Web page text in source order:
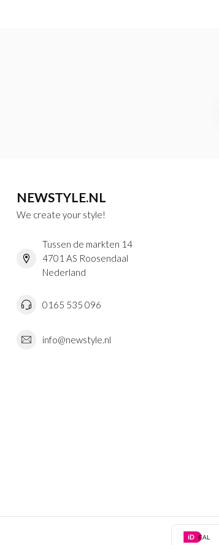
NEWSTYLE.NL
We create your style!
Tussen de markten 14
4701 AS Roosendaal
Nederland
0165 535 096
info@newstyle.nl
iD EAL